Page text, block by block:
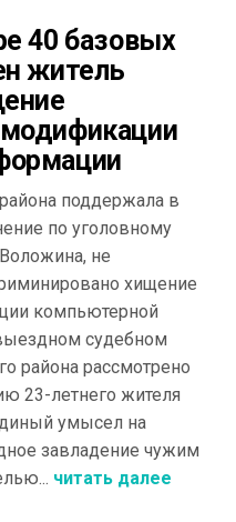
40 базовых
житель
поддержала в
по уголовному
не
хищение
компьютерной
судебном
района рассмотрено
23-летнего жителя
умысел на
завладение чужим
читать далее